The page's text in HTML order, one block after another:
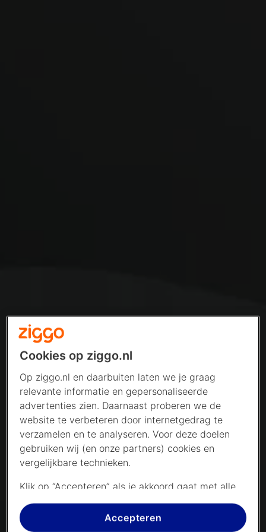
Cookies op ziggo.nl
Op ziggo.nl en daarbuiten laten we je graag
relevante informatie en gepersonaliseerde
advertenties zien. Daarnaast proberen we de
website te verbeteren door internetgedrag te
verzamelen en te analyseren. Voor deze doelen
gebruiken wij (en onze partners) cookies en
vergelijkbare technieken.
Klik op “Accepteren” als je akkoord gaat met alle
cookies. Kies je voor “Nee, liever niet”, dan
plaatsen we alleen strikt noodzakelijke cookies om
de website goed te laten werken. Dat betekent
Accepteren